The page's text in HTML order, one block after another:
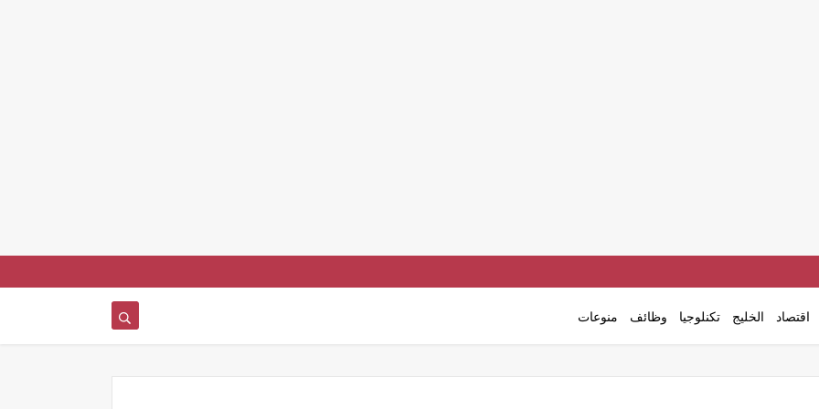
اقتصاد الخليج تكنلوجيا وظائف منوعات